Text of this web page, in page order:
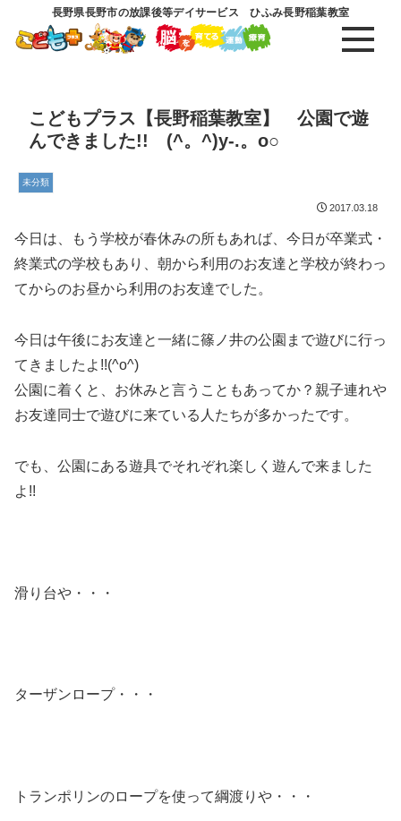
長野県長野市の放課後等デイサービス ひふみ長野稲葉教室
こどもプラス【長野稲葉教室】 公園で遊
んできました!! (^。^)y-.。o○
未分類
2017.03.18
今日は、もう学校が春休みの所もあれば、今日が卒業式・
終業式の学校もあり、朝から利用のお友達と学校が終わっ
てからのお昼から利用のお友達でした。
今日は午後にお友達と一緒に篠ノ井の公園まで遊びに行っ
てきましたよ!!(^o^)
公園に着くと、お休みと言うこともあってか？親子連れや
お友達同士で遊びに来ている人たちが多かったです。
でも、公園にある遊具でそれぞれ楽しく遊んで来ました
よ!!
滑り台や・・・
ターザンロープ・・・
トランポリンのロープを使って綱渡りや・・・